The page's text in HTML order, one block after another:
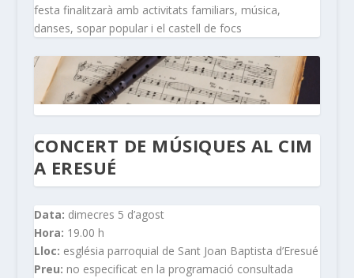
festa finalitzarà amb activitats familiars, música,
danses, sopar popular i el castell de focs
CONCERT DE MÚSIQUES AL CIM
A ERESUÉ
Data: dimecres 5 d’agost
Hora: 19.00 h
Lloc: església parroquial de Sant Joan Baptista d’Eresué
Preu: no especificat en la programació consultada